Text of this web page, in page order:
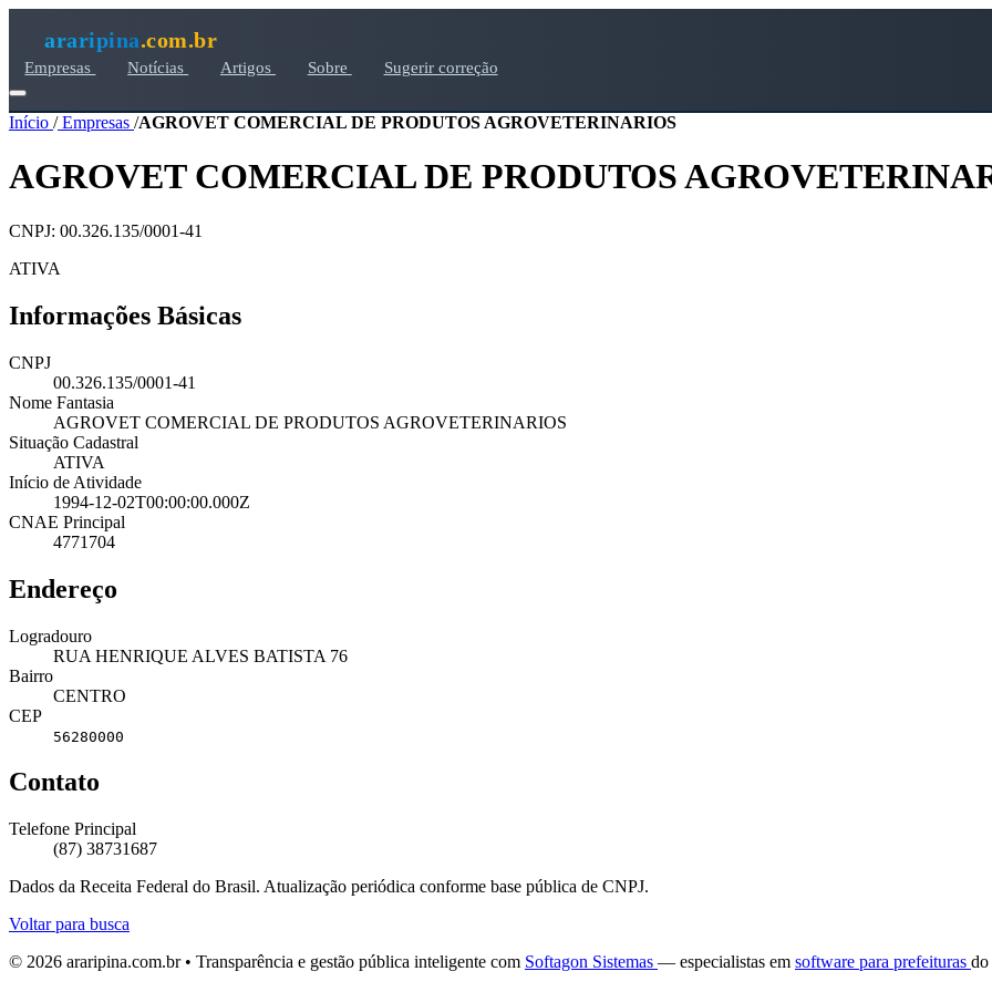
araripina.com.br
Empresas Notícias Artigos Sobre Sugerir correção
Início /Empresas /AGROVET COMERCIAL DE PRODUTOS AGROVETERINARIOS
AGROVET COMERCIAL DE PRODUTOS
CNPJ: 00.326.135/0001-41
ATIVA
Informações Básicas
CNPJ
00.326.135/0001-41
Nome Fantasia
AGROVET COMERCIAL DE PRODUTOS AGROVETERINARIOS
Situação Cadastral
ATIVA
Início de Atividade
1994-12-02T00:00:00.000Z
CNAE Principal
4771704
Endereço
Logradouro
RUA HENRIQUE ALVES BATISTA 76
Bairro
CENTRO
CEP
56280000
Contato
Telefone Principal
(87) 38731687
Dados da Receita Federal do Brasil. Atualização periódica conforme base pública de CNPJ.
Voltar para busca
© 2026 araripina.com.br • Transparência e gestão pública inteligente com Softagon Sistemas — especialistas em software para prefeituras do